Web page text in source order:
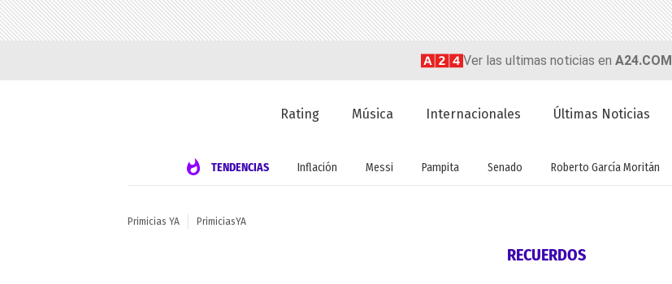
Ver las ultimas noticias en A24.COM
Rating Música Internacionales Últimas Noticias
TENDENCIAS Inflación Messi Pampita Senado Roberto García Moritán
Primicias YA PrimiciasYA
RECUERDOS